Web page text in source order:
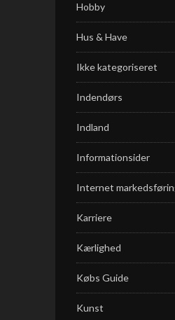
Hobby
Hus & Have
Ikke kategoriseret
Indendørs
Indland
Informationsider
Internet
Karriere
Kærlighed
Købs Guide
Kunst